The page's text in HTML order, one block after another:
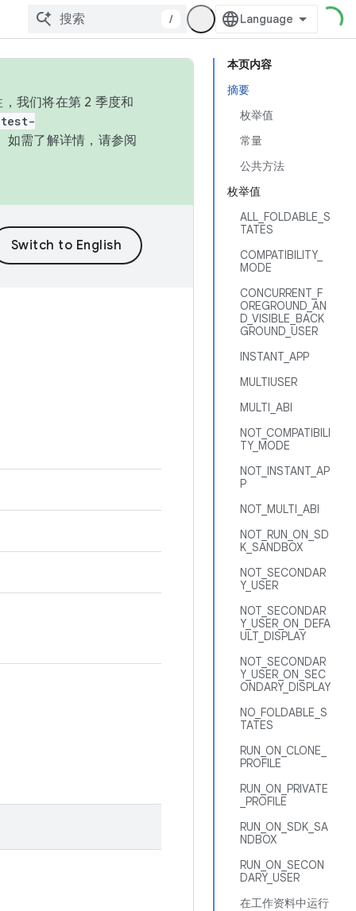
/
本页内容
摘要
枚举值
常量
公共方法
枚举值
ALL_FOLDABLE_S
TATES
COMPATIBILITY_
MODE
CONCURRENT_F
OREGROUND_AN
D_VISIBLE_BACK
GROUND_USER
INSTANT_APP
MULTIUSER
MULTI_ABI
NOT_COMPATIBILI
TY_MODE
NOT_INSTANT_AP
P
NOT_MULTI_ABI
NOT_RUN_ON_SD
K_SANDBOX
NOT_SECONDAR
Y_USER
NOT_SECONDAR
Y_USER_ON_DEFA
ULT_DISPLAY
NOT_SECONDAR
Y_USER_ON_SEC
ONDARY_DISPLAY
NO_FOLDABLE_S
TATES
RUN_ON_CLONE_
PROFILE
RUN_ON_PRIVATE
_PROFILE
RUN_ON_SDK_SA
NDBOX
RUN_ON_SECON
DARY_USER
在工作资料中运行
我们将在第 2 季度和
如需了解详情，请参阅